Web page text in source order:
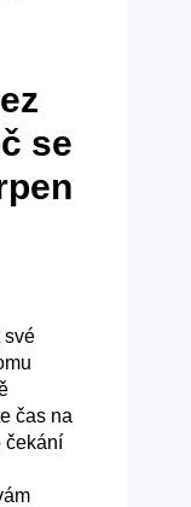
se
své
čas na
čekání